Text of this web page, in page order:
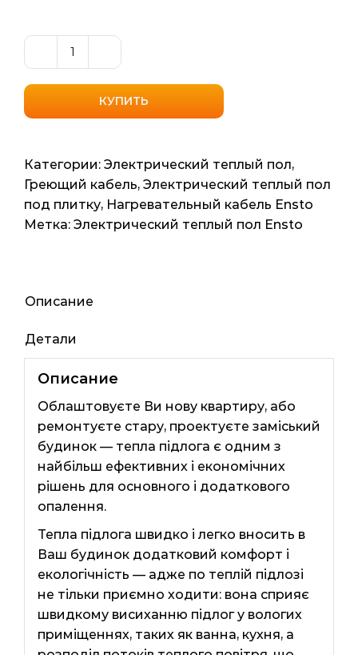
Количество
товара
Тонкий
нагрівальний
Ensto
TM
ThinnKit
3
280вт
КУПИТЬ
Категории: Электрический теплый пол,
Греющий кабель, Электрический теплый пол
под плитку, Нагревательный кабель Ensto
Метка: Электрический теплый пол Ensto
Описание
Детали
Описание
Облаштовуєте Ви нову квартиру, або
ремонтуєте стару, проектуєте заміський
будинок — тепла підлога є одним з
найбільш ефективних і економічних
рішень для основного і додаткового
опалення.
Тепла підлога швидко і легко вносить в
Ваш будинок додатковий комфорт і
екологічність — адже по теплій підлозі
не тільки приємно ходити: вона сприяє
швидкому висиханню підлог у вологих
приміщеннях, таких як ванна, кухня, а